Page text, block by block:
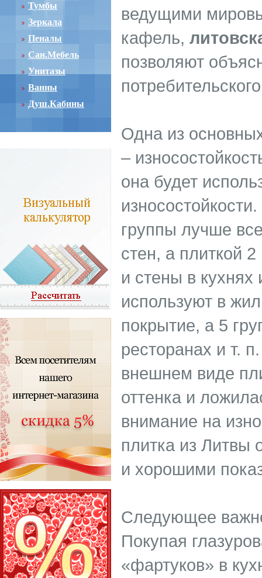
Тумбы
Зеркала
Пеналы
Сан.Мебель
Унитазы
Ванны
Душ.Кабины
ведущими
кафель,
позволяют
Одна из
–
она будет
группы лучше
стен, а плиткой
и стены в
используют в
покрытие, а 5
ресторанах и т.
внешнем виде
оттенка и
внимание на
плитка из Литвы
и хорошими
Следующее
Покупая
«фартуков» в